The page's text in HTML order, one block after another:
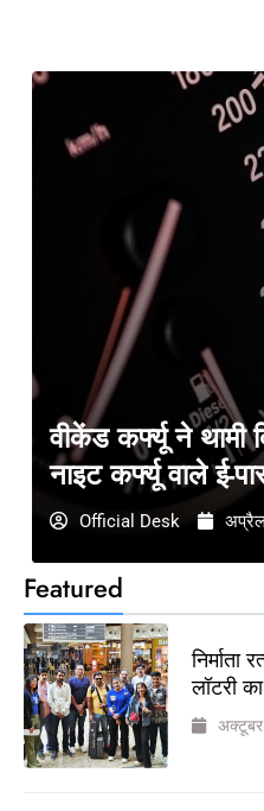
Featured
लॉटरी
वीकेंड कर्फ्यू ने थामी
नाइट कर्फ्यू वाले ई-
Official Desk